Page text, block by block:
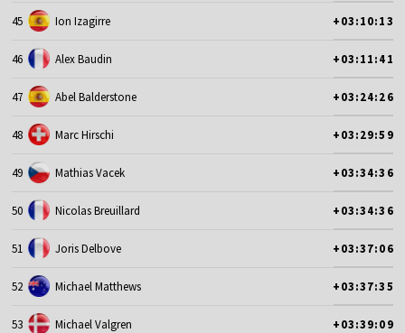
45 Ion Izagirre +03:10:13
46 Alex Baudin +03:11:41
47 Abel Balderstone +03:24:26
48 Marc Hirschi +03:29:59
49 Mathias Vacek +03:34:36
50 Nicolas Breuillard +03:34:36
51 Joris Delbove +03:37:06
52 Michael Matthews +03:37:35
53 Michael Valgren +03:39:09